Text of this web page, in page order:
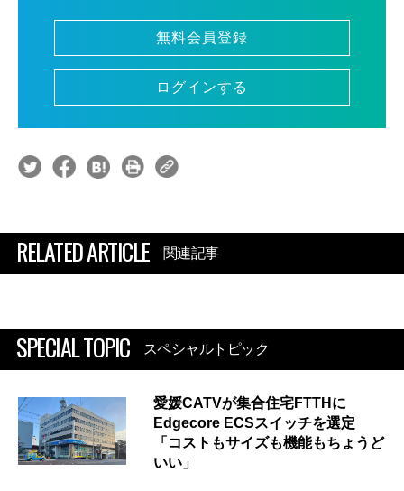
無料会員登録
ログインする
RELATED ARTICLE 関連記事
SPECIAL TOPIC スペシャルトピック
愛媛CATVが集合住宅FTTHに
Edgecore ECSスイッチを選定
「コストもサイズも機能もちょうど
いい」